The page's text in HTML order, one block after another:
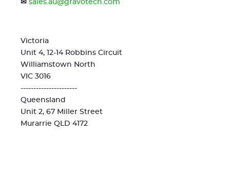
✉ sales.au@gravotech.com
Victoria
Unit 4, 12-14 Robbins Circuit
Williamstown North
VIC 3016
----------------------
Queensland
Unit 2, 67 Miller Street
Murarrie QLD 4172